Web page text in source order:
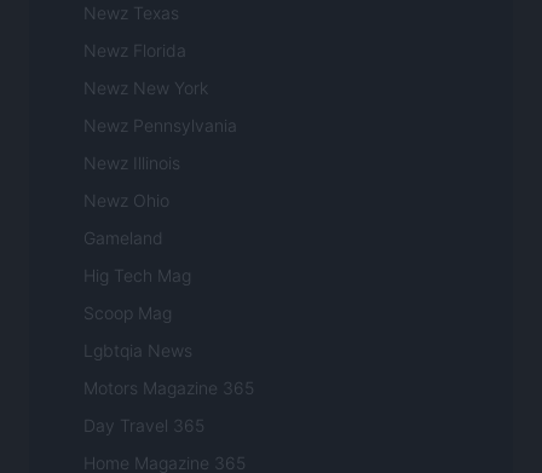
Newz Texas
Newz Florida
Newz New York
Newz Pennsylvania
Newz Illinois
Newz Ohio
Gameland
Hig Tech Mag
Scoop Mag
Lgbtqia News
Motors Magazine 365
Day Travel 365
Home Magazine 365